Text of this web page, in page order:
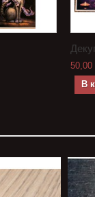
50,00
В